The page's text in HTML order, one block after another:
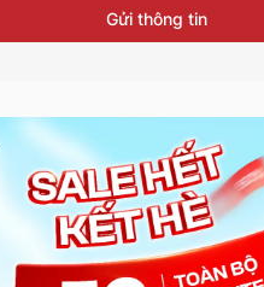
Gửi thông tin